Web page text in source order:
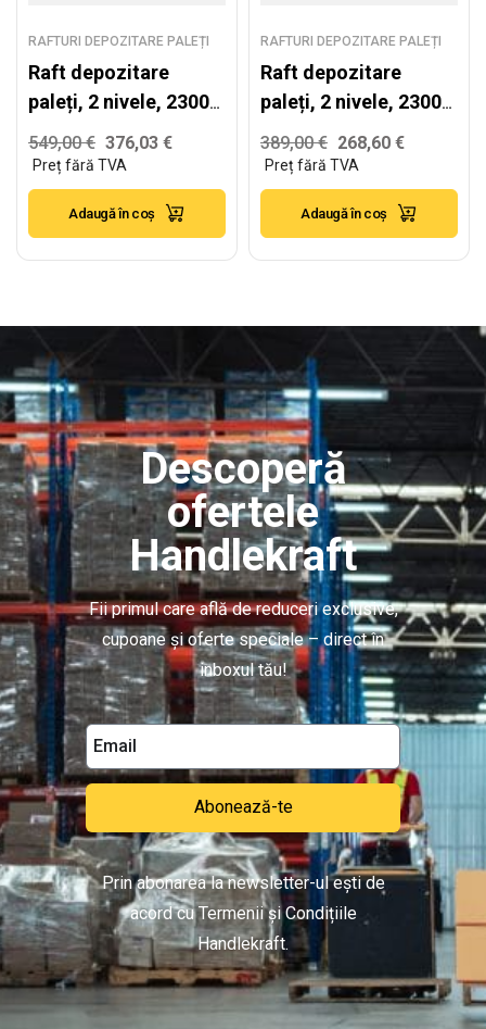
RAFTURI DEPOZITARE PALEȚI
Raft depozitare
paleți, 2 nivele, 2300
kg/nivel – H:2500mm
x L:5760mm x
W:1100mm
549,00€ 376,03 €
Adaugă în coș
RAFTURI DEPOZITARE PALEȚI
Raft depozitare
paleți, 2 nivele, 2300
kg/nivel – H:2500mm
x L:3870mm x
W:1100mm
389,00€ 268,60 €
Adaugă în coș
Descoperă
ofertele
Handlekraft
Fii primul care află de reduceri exclusive,
cupoane și oferte speciale – direct în
inboxul tău!
Abonează-te
Prin abonarea la newsletter-ul ești de
acord cu Termenii și Condițiile
Handlekraft.